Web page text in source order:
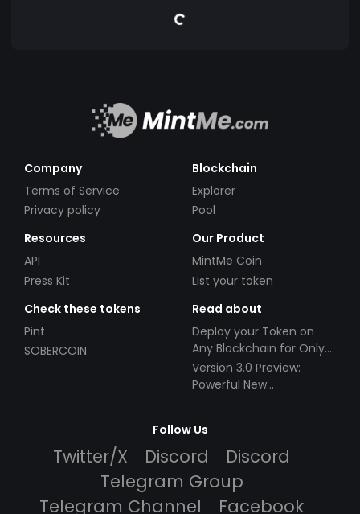
Company
Terms of Service
Privacy policy
Blockchain
Explorer
Pool
Resources
API
Press Kit
Our Product
MintMe Coin
List your token
Check these tokens
Pint
SOBERCOIN
Read about
Deploy your Token on
Any Blockchain for Only
$49!
Version 3.0 Preview:
Powerful New
Follow Us
Twitter/X Discord
Discord
Telegram Group
Telegram Channel
Facebook